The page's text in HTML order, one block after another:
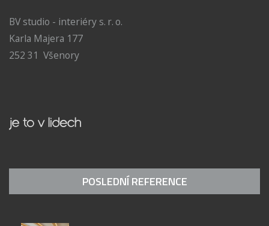
BV studio - interiéry s. r. o.
Karla Majera 177
252 31 Všenory
POSLEDNÍ REFERENCE